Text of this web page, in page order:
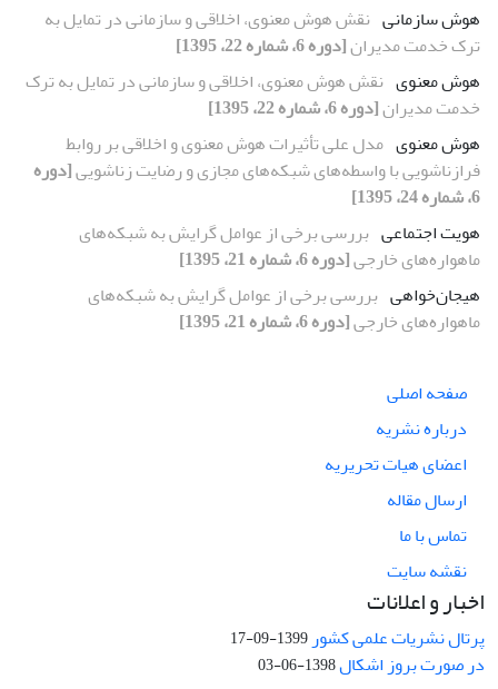
هوش سازمانی نقش هوش معنوی، اخلاقی و سازمانی در تمایل به
ترک خدمت مدیران[دوره 6، شماره 22، 1395]
هوش معنوی نقش هوش معنوی، اخلاقی و سازمانی در تمایل به ترک
خدمت مدیران[دوره 6، شماره 22، 1395]
هوش معنوی مدل علی تأثیرات هوش معنوی و اخلاقی بر روابط
فرازناشویی با واسطه‌های شبکه‌های مجازی و رضایت زناشویی[دوره
6، شماره 24، 1395]
هویت اجتماعی بررسی برخی از عوامل گرایش به شبکه‌های
ماهواره‌های خارجی[دوره 6، شماره 21، 1395]
هیجان‌خواهی بررسی برخی از عوامل گرایش به شبکه‌های
ماهواره‌های خارجی[دوره 6، شماره 21، 1395]
صفحه اصلی
درباره نشریه
اعضای هیات تحریریه
ارسال مقاله
تماس با ما
نقشه سایت
اخبار و اعلانات
پرتال نشریات علمی کشور 1399-09-17
در صورت بروز اشکال1398-06-03